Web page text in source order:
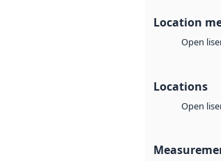
Location
Open
Locations
Open